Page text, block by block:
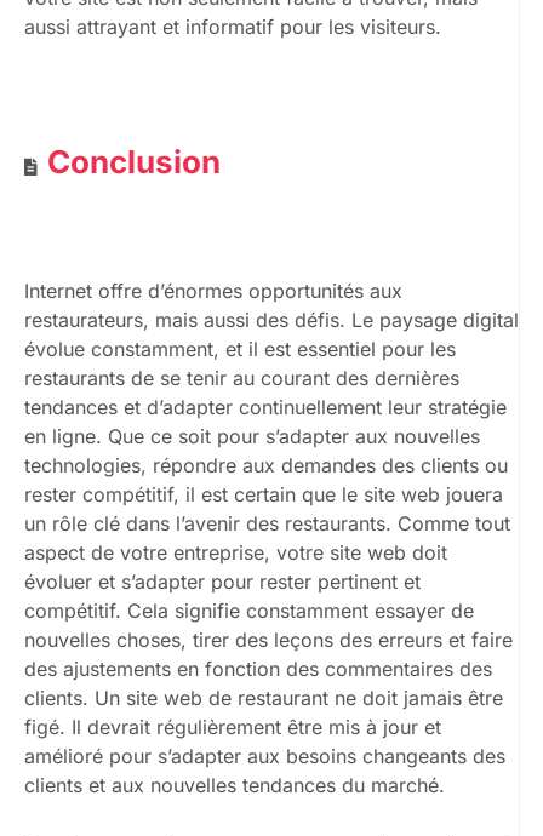
aussi attrayant et informatif pour les visiteurs.
Conclusion
Internet offre d’énormes opportunités aux
restaurateurs, mais aussi des défis. Le paysage digital
évolue constamment, et il est essentiel pour les
restaurants de se tenir au courant des dernières
tendances et d’adapter continuellement leur stratégie
en ligne. Que ce soit pour s’adapter aux nouvelles
technologies, répondre aux demandes des clients ou
rester compétitif, il est certain que le site web jouera
un rôle clé dans l’avenir des restaurants. Comme tout
aspect de votre entreprise, votre site web doit
évoluer et s’adapter pour rester pertinent et
compétitif. Cela signifie constamment essayer de
nouvelles choses, tirer des leçons des erreurs et faire
des ajustements en fonction des commentaires des
clients. Un site web de restaurant ne doit jamais être
figé. Il devrait régulièrement être mis à jour et
amélioré pour s’adapter aux besoins changeants des
clients et aux nouvelles tendances du marché.